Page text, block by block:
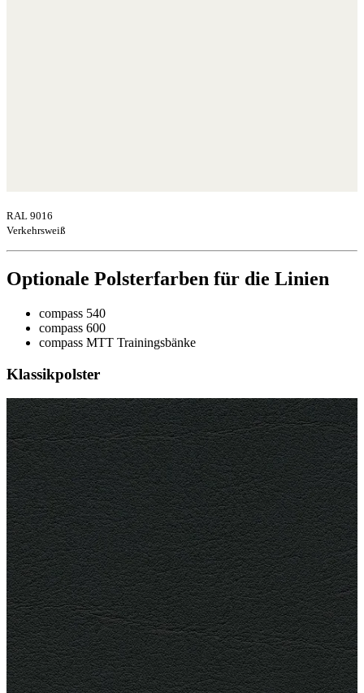
RAL 9016
Verkehrsweiß
Optionale Polsterfarben für die Linien
compass 540
compass 600
compass MTT Trainingsbänke
Klassikpolster